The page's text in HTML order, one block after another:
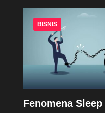
BISNIS
Fenomena Sleep